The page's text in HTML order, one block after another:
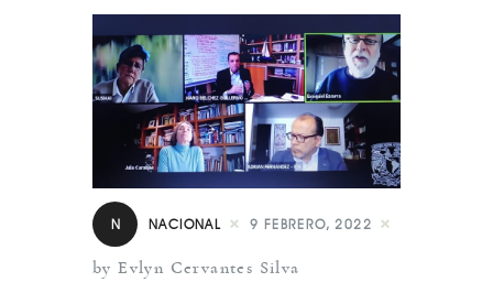
Nacional
Estados
Especial
Opinión
N NACIONAL 9 FEBRERO, 2022
by Evlyn Cervantes Silva